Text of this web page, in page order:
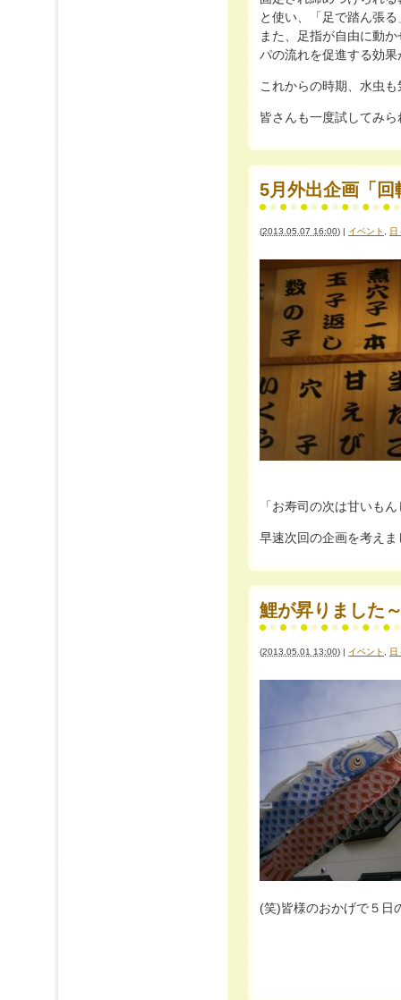
と使い、「足で踏ん張
また、足指が自由に動
パの流れを促進する効
これからの時期、水虫
皆さんも一度試してみ
5月外出企画「
(2013.05.07 16:00) | イベント 日
「お寿司の次は甘いも
早速次回の企画を考え
鯉が昇りました
(2013.05.01 13:00) | イベント 日
(笑)皆様のおかげで５